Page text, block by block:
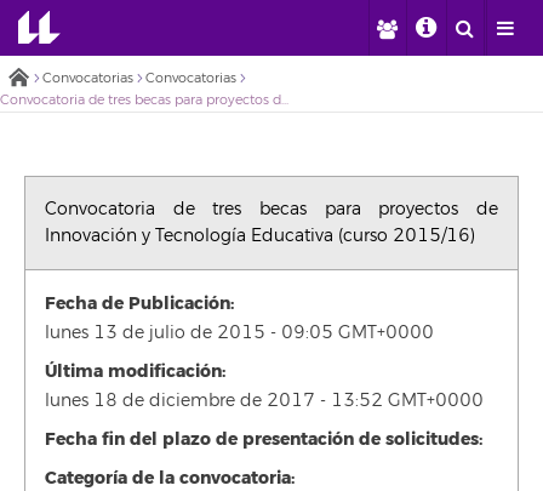
Convocatorias
Convocatorias
Convocatoria de tres becas para proyectos de Innovación y Tecnología Educativa (curso 2015/16)
Convocatoria de tres becas para proyectos de
Innovación y Tecnología Educativa (curso 2015/16)
Fecha de Publicación:
lunes 13 de julio de 2015 - 09:05 GMT+0000
Última modificación:
lunes 18 de diciembre de 2017 - 13:52 GMT+0000
Fecha fin del plazo de presentación de solicitudes:
Categoría de la convocatoria: